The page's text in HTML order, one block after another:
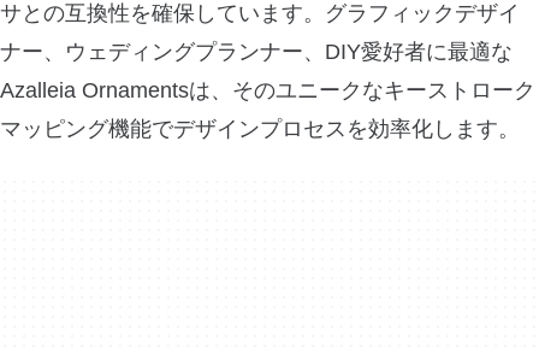
サとの互換性を確保しています。グラフィックデザイ
ナー、ウェディングプランナー、DIY愛好者に最適な
Azalleia Ornamentsは、そのユニークなキーストローク
マッピング機能でデザインプロセスを効率化します。